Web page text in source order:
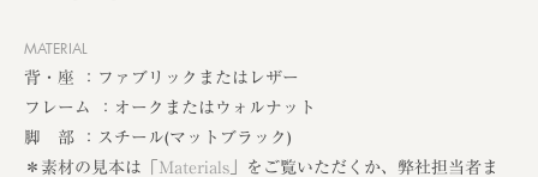
MATERIAL
背・座 ：ファブリックまたはレザー
フレーム ：オークまたはウォルナット
脚 部 ：スチール(マットブラック)
＊素材の見本は「 Materials 」をご覧いただくか、弊社担当者ま